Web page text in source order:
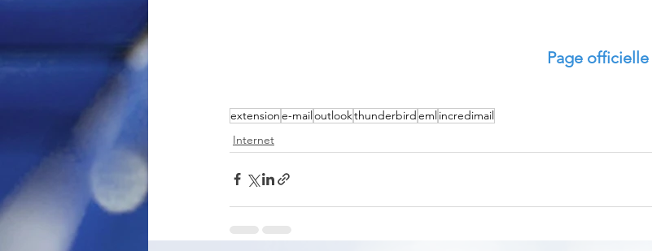
Page officielle
extensione-mailoutlookthunderbirdemlincredimail
Internet